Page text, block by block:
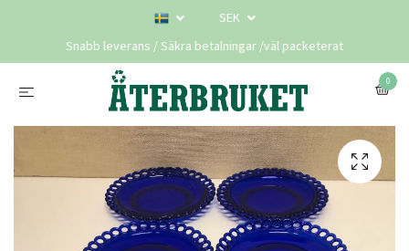
SEK
Snabb leverans / Säkra betalningar /väl packeterat
0